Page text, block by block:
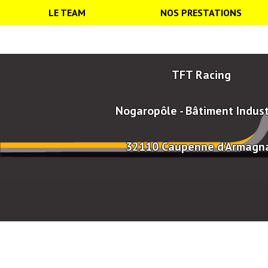
LE TEAM NOS PRESTATIONS
TFT Racing
Nogaropôle - Bâtiment
32110 Caupenne